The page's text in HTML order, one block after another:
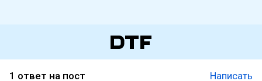
1 ответ на пост Написать